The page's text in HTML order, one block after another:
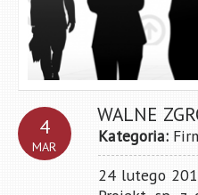
4
MAR
WALNE
Kategoria:
24 lutego